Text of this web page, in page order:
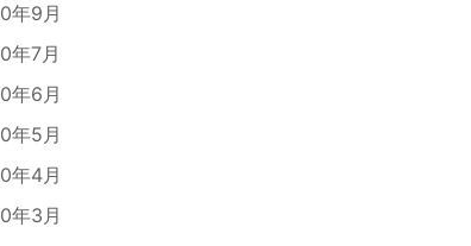
年9月
年7月
年6月
年5月
年4月
年3月